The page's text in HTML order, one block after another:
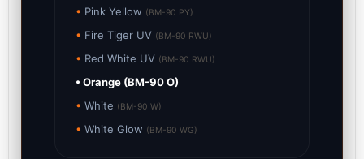
• Pink Yellow (BM-90 PY)
• Fire Tiger UV (BM-90 RWU)
• Red White UV (BM-90 RWU)
• Orange (BM-90 O)
• White (BM-90 W)
• White Glow (BM-90 WG)